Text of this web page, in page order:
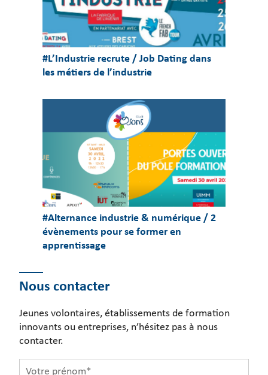
#L’Industrie recrute / Job Dating dans
les métiers de l’industrie
#Alternance industrie & numérique / 2
évènements pour se former en
apprentissage
Nous contacter
Jeunes volontaires, établissements de formation
innovants ou entreprises, n’hésitez pas à nous
contacter.